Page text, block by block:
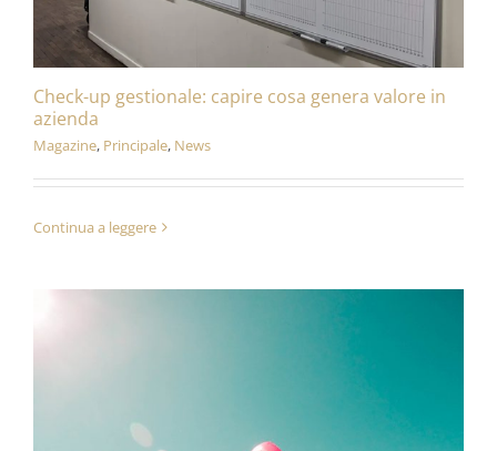
Check-up gestionale: capire cosa genera valore in
azienda
Magazine, Principale, News
Continua a leggere